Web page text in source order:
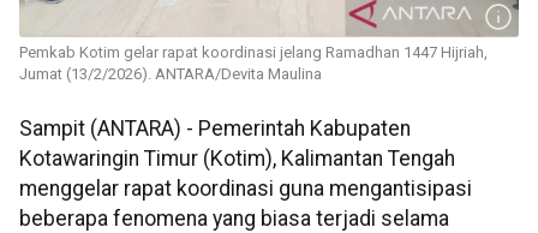
Pemkab Kotim gelar rapat koordinasi jelang Ramadhan 1447 Hijriah,
Jumat (13/2/2026). ANTARA/Devita Maulina
Sampit (ANTARA) - Pemerintah Kabupaten
Kotawaringin Timur (Kotim), Kalimantan Tengah
menggelar rapat koordinasi guna mengantisipasi
beberapa fenomena yang biasa terjadi selama